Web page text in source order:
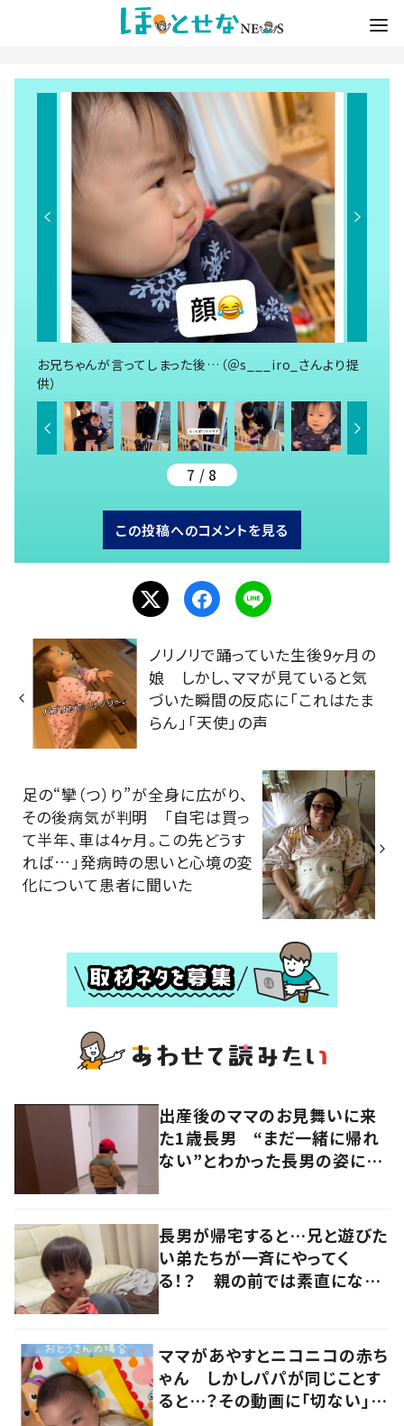
お兄ちゃんが言ってしまった後…（＠s___iro_さんより提
供）
7 / 8
この投稿へのコメントを見る
ノリノリで踊っていた生後9ヶ月の
娘 しかし、ママが見ていると気
づいた瞬間の反応に「これはたま
らん」「天使」の声
足の“攣（つ）り”が全身に広がり、
その後病気が判明 「自宅は買っ
て半年、車は4ヶ月。この先どうす
れば…」発病時の思いと心境の変
化について患者に聞いた
出産後のママのお見舞いに来
た1歳長男 “まだ一緒に帰れ
ない”とわかった長男の姿に
長男が帰宅すると…兄と遊びた
い弟たちが一斉にやってく
る！？ 親の前では素直になれ
ママがあやすとニコニコの赤ち
ゃん しかしパパが同じことす
ると…？その動画に「切ない」